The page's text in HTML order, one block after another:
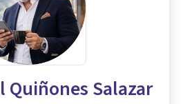
Quiñones Salazar